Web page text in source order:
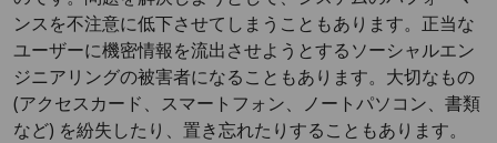
ンスを不注意に低下させてしまうこともあります。正当な
ユーザーに機密情報を流出させようとするソーシャルエン
ジニアリングの被害者になることもあります。大切なもの
(アクセスカード、スマートフォン、ノートパソコン、書類
など) を紛失したり、置き忘れたりすることもあります。